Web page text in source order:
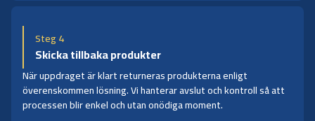
Steg 4
Skicka tillbaka produkter
När uppdraget är klart returneras produkterna enligt
överenskommen lösning. Vi hanterar avslut och kontroll så att
processen blir enkel och utan onödiga moment.